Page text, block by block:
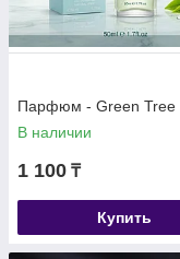
Парфюм - Green Tree
В наличии
1 100 ₸
Купить